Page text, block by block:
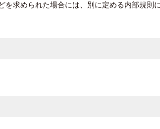
求められた場合には、別に定める内部規則